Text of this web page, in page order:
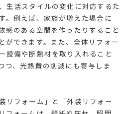
生活スタイルの変化に対応するた
。例えば、家族が増えた場合に
感のある空間を作ったりすること
ができます。また、全体リフォー
設備や断熱材を取り入れること
つ、光熱費の削減にも寄与しま
リフォーム」と「外装リフォー